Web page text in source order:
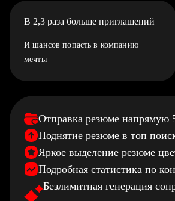
В 2,3 раза больше приглашений
И шансов попасть в компанию
мечты
Отправка резюме напрямую
Поднятие резюме в топ
Яркое выделение резюме
Подробная статистика по
Безлимитная генерация